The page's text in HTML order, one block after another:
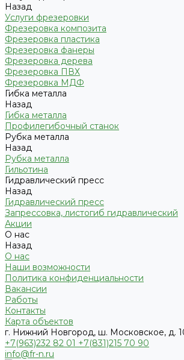
Назад
Услуги фрезеровки
Фрезеровка композита
Фрезеровка пластика
Фрезеровка фанеры
Фрезеровка дерева
Фрезеровка ПВХ
Фрезеровка МДФ
Гибка металла
Назад
Гибка металла
Профилегибочный станок
Рубка металла
Назад
Рубка металла
Гильотина
Гидравлический пресс
Назад
Гидравлический пресс
Запрессовка, листогиб гидравлический
Акции
О нас
Назад
О нас
Наши возможности
Политика конфиденциальности
Вакансии
Работы
Контакты
Карта объектов
г. Нижний Новгород, ш. Московское, д.
+7(963)232 82 01 +7(831)215 70 90
info@fr-n.ru